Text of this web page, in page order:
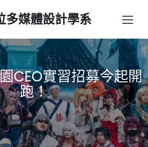
多媒體設計學系
CEO實習招募今起開
跑！